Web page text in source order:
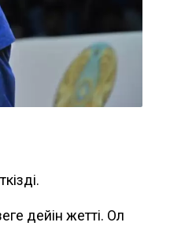
дейін жетті. Ол